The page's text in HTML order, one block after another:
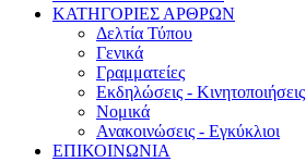
ΚΑΤΗΓΟΡΙΕΣ ΑΡΘΡΩΝ
Δελτία Τύπου
Γενικά
Γραμματείες
Εκδηλώσεις - Κινητοποιήσεις
Νομικά
Ανακοινώσεις - Εγκύκλιοι
ΕΠΙΚΟΙΝΩΝΙΑ